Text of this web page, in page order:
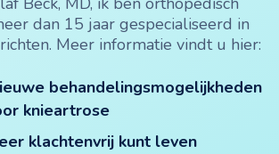
dan 15 jaar gespecialiseerd in
Meer informatie vindt u hier:
behandelingsmogelijkheden
knieartrose
klachtenvrij kunt leven